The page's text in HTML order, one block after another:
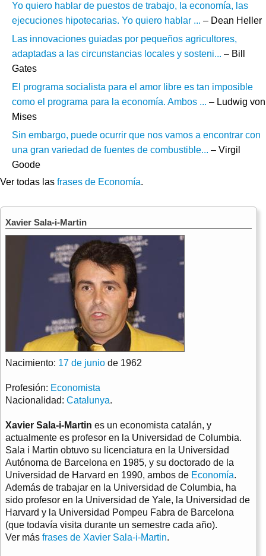
Yo quiero hablar de puestos de trabajo, la economía, las
ejecuciones hipotecarias. Yo quiero hablar ... – Dean Heller
Las innovaciones guiadas por pequeños agricultores,
adaptadas a las circunstancias locales y sosteni... – Bill
Gates
El programa socialista para el amor libre es tan imposible
como el programa para la economía. Ambos ... – Ludwig von
Mises
Sin embargo, puede ocurrir que nos vamos a encontrar con
una gran variedad de fuentes de combustible... – Virgil
Goode
Ver todas las frases de Economía.
Xavier Sala-i-Martin
Nacimiento: 17 de junio de 1962
Profesión: Economista
Nacionalidad: Catalunya.
Xavier Sala-i-Martin es un economista catalán, y
actualmente es profesor en la Universidad de Columbia.
Sala i Martin obtuvo su licenciatura en la Universidad
Autónoma de Barcelona en 1985, y su doctorado de la
Universidad de Harvard en 1990, ambos de Economía.
Además de trabajar en la Universidad de Columbia, ha
sido profesor en la Universidad de Yale, la Universidad de
Harvard y la Universidad Pompeu Fabra de Barcelona
(que todavía visita durante un semestre cada año).
Ver más frases de Xavier Sala-i-Martin.